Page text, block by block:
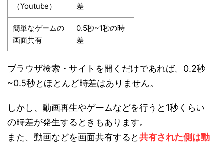
（Youtube）
差
簡単なゲームの
画面共有
0.5秒~1秒の時
差
ブラウザ検索・サイトを開くだけであれば、0.2秒
~0.5秒とほとんど時差はありません。
しかし、動画再生やゲームなどを行うと1秒くらい
の時差が発生するときもあります。
また、動画などを画面共有すると共有された側は動